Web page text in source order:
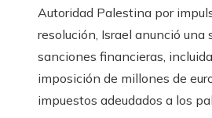
Autoridad Palestina por
resolución, Israel anunció una
sanciones financieras,
imposición de millones de
impuestos adeudados a los